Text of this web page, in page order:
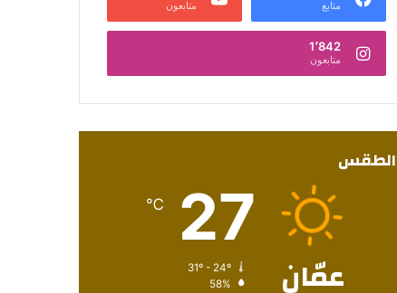
متابع متابعون
1٬842
متابعون
الطقس
عمّان
27
℃
58%